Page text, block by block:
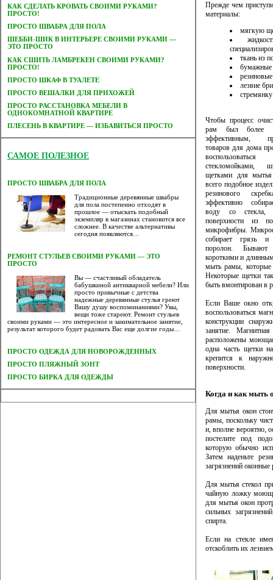
КАК СДЕЛАТЬ КРОВАТЬ СВОИМИ РУКАМИ?
ПРОСТО!
ПРОСТО ШВАБРА ДЛЯ ПОЛА
ШЕББИ-ШИК В ИНТЕРЬЕРЕ СВОИМИ РУКАМИ —
ЭТО ПРОСТО
КАК СШИТЬ ЛАМБРЕКЕН СВОИМИ РУКАМИ?
ПРОСТО!
ПРОСТО ШКАФ В ТУАЛЕТЕ
ПРОСТО ВЕШАЛКИ ДЛЯ ПРИХОЖЕЙ
ПРОСТО РАССТАНОВКА МЕБЕЛИ В
ОДНОКОМНАТНОЙ КВАРТИРЕ
ПЛЕСЕНЬ В КВАРТИРЕ — ИЗБАВИТЬСЯ ПРОСТО
САМОЕ ПОЛЕЗНОЕ
ПРОСТО ШВАБРА ДЛЯ ПОЛА
Традиционные деревянные швабры
для пола постепенно отходят в
прошлое — отыскать подобный
экземпляр в магазинах становится все
сложнее. В качестве альтернативы
сегодня появляются…
РЕМОНТ СТУЛЬЕВ СВОИМИ РУКАМИ — ЭТО
ПРОСТО
Вы — счастливый обладатель
бабушкиной антикварной мебели? Или
просто привычные с детства
надежные деревянные стулья греют
Вашу душу воспоминаниями? Увы,
вещи тоже стареют. Ремонт стульев
своими руками — это интересное и занимательное занятие,
результат которого будет радовать Вас еще долгие годы…
ПРОСТО ОДЕЖДА ДЛЯ НОВОРОЖДЕННЫХ
ПРОСТО ПЛЯЖНЫЙ ЗОНТ
ПРОСТО БИРКА ДЛЯ ОДЕЖДЫ
Прежде чем
материалы:
мягкую
ткань из
бумажные
лезвие
Чтобы процесс
рам был более
эффективным,
товаров для дома
воспользоваться
стекломойками,
щетками для
всего подобное
резинового
эффективно
воду со
поверхности из
микрофибры.
собирает грязь
поролон.
короткими и
мыть рамы,
Некоторые щетки
быть вмонтирован в
Если Ваше окно
воспользоваться
конструкции
занятие.
расположены
одна часть щетки
крепится к
поверхности.
Когда и как мыть
Для мытья окон
рамы, поскольку
и, вполне вероятно,
постелите под
которую обычно
Затем наденьте
загрязнений
Для мытья стекол
чайную ложку
для мытья окон
сильных
спирта.
Если на стекле
отскоблить их